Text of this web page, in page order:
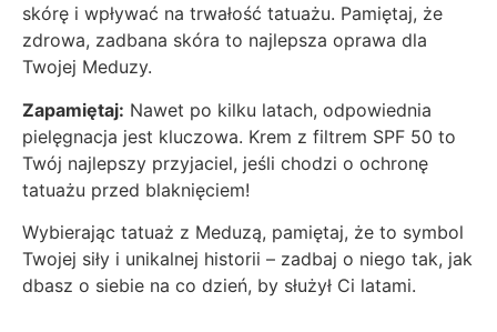
skórę i wpływać na trwałość tatuażu. Pamiętaj, że
zdrowa, zadbana skóra to najlepsza oprawa dla
Twojej Meduzy.
Zapamiętaj: Nawet po kilku latach, odpowiednia
pielęgnacja jest kluczowa. Krem z filtrem SPF 50 to
Twój najlepszy przyjaciel, jeśli chodzi o ochronę
tatuażu przed blaknięciem!
Wybierając tatuaż z Meduzą, pamiętaj, że to symbol
Twojej siły i unikalnej historii – zadbaj o niego tak, jak
dbasz o siebie na co dzień, by służył Ci latami.